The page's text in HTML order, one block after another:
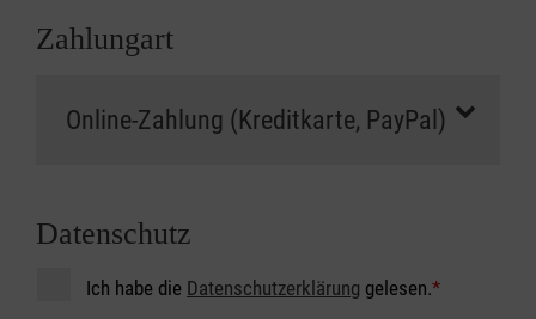
Zahlungart
Datenschutz
Ich habe die Datenschutzerklärung gelesen.*